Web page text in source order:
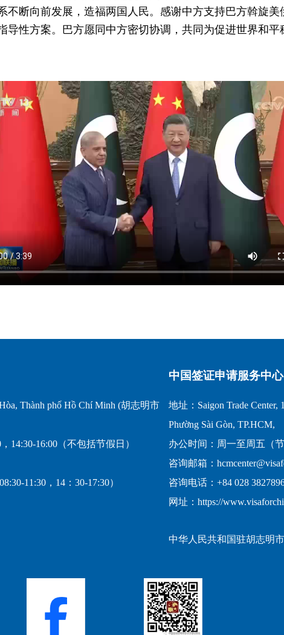
不断向前发展，造福两国人民。感谢中方支持巴方斡旋
导性方案。巴方愿同中方密切协调，共同为促进世界和平
Thành phố Hồ Chí Minh (胡志明市
14:30-16:00（不包括节假日）
11:30，14：30-17:30）
中国签证申请服务中心
地址：Saigon Trade Center,
Phường Sài Gòn, TP.HCM,
办公时间：周一至周五（
咨询邮箱：
咨询电话：+84 028
网址：https://
中华人民共和国驻胡志明